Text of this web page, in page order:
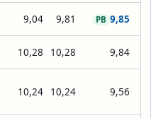
9,04 9,81 9,85
PB
10,28 10,28 9,84
10,24 10,24 9,56